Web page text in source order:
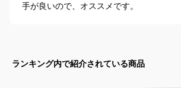
手が良いので、オススメです。
ランキング内で紹介されている商品